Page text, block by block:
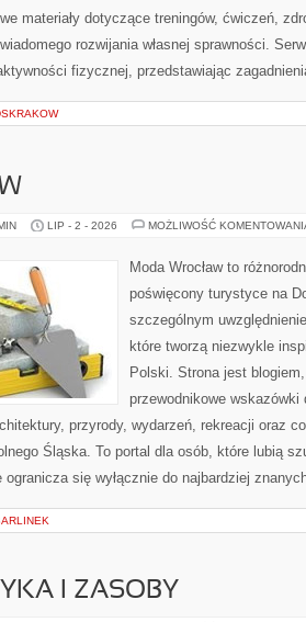
materiały dotyczące treningów, ćwiczeń,
rozwijania własnej sprawności.
fizycznej, przedstawiając
LIP - 2 - 2026 MOŻLIWOŚĆ
Moda Wrocław to
poświęcony turystyce na
szczególnym
które tworzą niezwykle
Polski. Strona jest
przewodnikowe
przyrody, wydarzeń, rekreacji oraz
Śląska. To portal dla osób, które lubią
ogranicza się wyłącznie do najbardziej
I ZASOBY